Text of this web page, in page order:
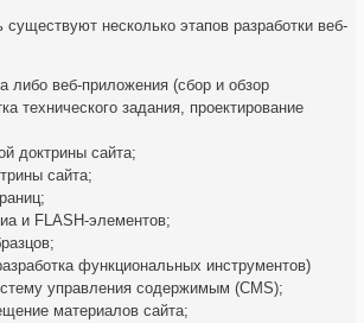
несколько этапов разработки веб-
либо веб-приложения (сбор и обзор
технического задания, проектирование
доктрины сайта;
сайта;
и FLASH-элементов;
функциональных инструментов)
управления содержимым (CMS);
материалов сайта;